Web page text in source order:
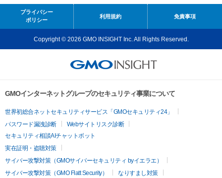
プライバシー
ポリシー
利用規約 免責事項
Copyright © 2026 GMO INSIGHT Inc. All Rights Reserved.
GMOインターネットグループのセキュリティ事業について
世界初総合ネットセキュリティサービス「GMOセキュリティ24」
パスワード漏洩診断
Webサイトリスク診断
セキュリティ相談AIチャットボット
実在証明・盗聴対策
サイバー攻撃対策（GMOサイバーセキュリティ byイエラエ）
サイバー攻撃対策（GMO Flatt Security）
なりすまし対策